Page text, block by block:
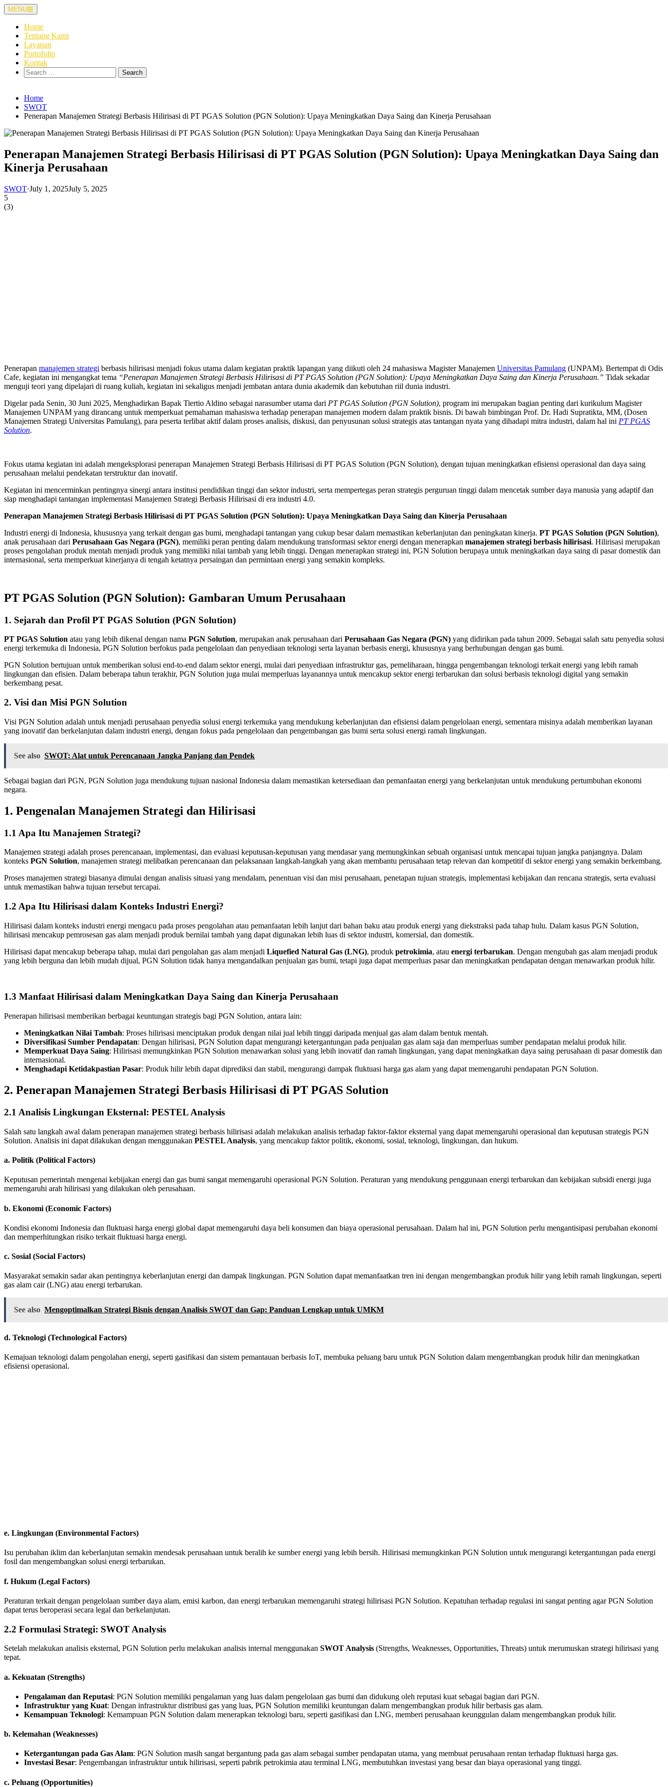
Skip
to
content
MENU
Home
Tentang Kami
Layanan
Portofolio
Kontak
Search
for:
Home
SWOT
Penerapan Manajemen Strategi Berbasis Hilirisasi di PT PGAS Solution (PGN Solution): Upaya Meningkatkan Daya Saing dan Kinerja Perusahaan
Penerapan Manajemen Strategi Berbasis Hilirisasi di PT PGAS Solution (PGN Solution): Upaya Meningkatkan Daya Saing dan
Kinerja Perusahaan
SWOT·July 1, 2025July 5, 2025
5
(3)
Penerapan manajemen strategi berbasis hilirisasi menjadi fokus utama dalam kegiatan praktik lapangan yang diikuti oleh 24 mahasiswa Magister Manajemen Universitas Pamulang (UNPAM). Bertempat di Odis
Cafe, kegiatan ini mengangkat tema “Penerapan Manajemen Strategi Berbasis Hilirisasi di PT PGAS Solution (PGN Solution): Upaya Meningkatkan Daya Saing dan Kinerja Perusahaan.” Tidak sekadar
menguji teori yang dipelajari di ruang kuliah, kegiatan ini sekaligus menjadi jembatan antara dunia akademik dan kebutuhan riil dunia industri.
Digelar pada Senin, 30 Juni 2025, Menghadirkan Bapak Tiertio Aldino sebagai narasumber utama dari PT PGAS Solution (PGN Solution), program ini merupakan bagian penting dari kurikulum Magister
Manajemen UNPAM yang dirancang untuk memperkuat pemahaman mahasiswa terhadap penerapan manajemen modern dalam praktik bisnis. Di bawah bimbingan Prof. Dr. Hadi Supratikta, MM, (Dosen
Manajemen Strategi Universitas Pamulang), para peserta terlibat aktif dalam proses analisis, diskusi, dan penyusunan solusi strategis atas tantangan nyata yang dihadapi mitra industri, dalam hal ini PT PGAS
Solution.
Fokus utama kegiatan ini adalah mengeksplorasi penerapan Manajemen Strategi Berbasis Hilirisasi di PT PGAS Solution (PGN Solution), dengan tujuan meningkatkan efisiensi operasional dan daya saing
perusahaan melalui pendekatan terstruktur dan inovatif.
Kegiatan ini mencerminkan pentingnya sinergi antara institusi pendidikan tinggi dan sektor industri, serta mempertegas peran strategis perguruan tinggi dalam mencetak sumber daya manusia yang adaptif dan
siap menghadapi tantangan implementasi Manajemen Strategi Berbasis Hilirisasi di era industri 4.0.
Penerapan Manajemen Strategi Berbasis Hilirisasi di PT PGAS Solution (PGN Solution): Upaya Meningkatkan Daya Saing dan Kinerja Perusahaan
Industri energi di Indonesia, khususnya yang terkait dengan gas bumi, menghadapi tantangan yang cukup besar dalam memastikan keberlanjutan dan peningkatan kinerja. PT PGAS Solution (PGN Solution),
anak perusahaan dari Perusahaan Gas Negara (PGN), memiliki peran penting dalam mendukung transformasi sektor energi dengan menerapkan manajemen strategi berbasis hilirisasi. Hilirisasi merupakan
proses pengolahan produk mentah menjadi produk yang memiliki nilai tambah yang lebih tinggi. Dengan menerapkan strategi ini, PGN Solution berupaya untuk meningkatkan daya saing di pasar domestik dan
internasional, serta memperkuat kinerjanya di tengah ketatnya persaingan dan permintaan energi yang semakin kompleks.
PT PGAS Solution (PGN Solution): Gambaran Umum Perusahaan
1. Sejarah dan Profil PT PGAS Solution (PGN Solution)
PT PGAS Solution atau yang lebih dikenal dengan nama PGN Solution, merupakan anak perusahaan dari Perusahaan Gas Negara (PGN) yang didirikan pada tahun 2009. Sebagai salah satu penyedia solusi
energi terkemuka di Indonesia, PGN Solution berfokus pada pengelolaan dan penyediaan teknologi serta layanan berbasis energi, khususnya yang berhubungan dengan gas bumi.
PGN Solution bertujuan untuk memberikan solusi end-to-end dalam sektor energi, mulai dari penyediaan infrastruktur gas, pemeliharaan, hingga pengembangan teknologi terkait energi yang lebih ramah
lingkungan dan efisien. Dalam beberapa tahun terakhir, PGN Solution juga mulai memperluas layanannya untuk mencakup sektor energi terbarukan dan solusi berbasis teknologi digital yang semakin
berkembang pesat.
2. Visi dan Misi PGN Solution
Visi PGN Solution adalah untuk menjadi perusahaan penyedia solusi energi terkemuka yang mendukung keberlanjutan dan efisiensi dalam pengelolaan energi, sementara misinya adalah memberikan layanan
yang inovatif dan berkelanjutan dalam industri energi, dengan fokus pada pengelolaan dan pengembangan gas bumi serta solusi energi ramah lingkungan.
See also SWOT: Alat untuk Perencanaan Jangka Panjang dan Pendek
Sebagai bagian dari PGN, PGN Solution juga mendukung tujuan nasional Indonesia dalam memastikan ketersediaan dan pemanfaatan energi yang berkelanjutan untuk mendukung pertumbuhan ekonomi
negara.
1. Pengenalan Manajemen Strategi dan Hilirisasi
1.1 Apa Itu Manajemen Strategi?
Manajemen strategi adalah proses perencanaan, implementasi, dan evaluasi keputusan-keputusan yang mendasar yang memungkinkan sebuah organisasi untuk mencapai tujuan jangka panjangnya. Dalam
konteks PGN Solution, manajemen strategi melibatkan perencanaan dan pelaksanaan langkah-langkah yang akan membantu perusahaan tetap relevan dan kompetitif di sektor energi yang semakin berkembang.
Proses manajemen strategi biasanya dimulai dengan analisis situasi yang mendalam, penentuan visi dan misi perusahaan, penetapan tujuan strategis, implementasi kebijakan dan rencana strategis, serta evaluasi
untuk memastikan bahwa tujuan tersebut tercapai.
1.2 Apa Itu Hilirisasi dalam Konteks Industri Energi?
Hilirisasi dalam konteks industri energi mengacu pada proses pengolahan atau pemanfaatan lebih lanjut dari bahan baku atau produk energi yang diekstraksi pada tahap hulu. Dalam kasus PGN Solution,
hilirisasi mencakup pemrosesan gas alam menjadi produk bernilai tambah yang dapat digunakan lebih luas di sektor industri, komersial, dan domestik.
Hilirisasi dapat mencakup beberapa tahap, mulai dari pengolahan gas alam menjadi Liquefied Natural Gas (LNG), produk petrokimia, atau energi terbarukan. Dengan mengubah gas alam menjadi produk
yang lebih berguna dan lebih mudah dijual, PGN Solution tidak hanya mengandalkan penjualan gas bumi, tetapi juga dapat memperluas pasar dan meningkatkan pendapatan dengan menawarkan produk hilir.
1.3 Manfaat Hilirisasi dalam Meningkatkan Daya Saing dan Kinerja Perusahaan
Penerapan hilirisasi memberikan berbagai keuntungan strategis bagi PGN Solution, antara lain:
Meningkatkan Nilai Tambah: Proses hilirisasi menciptakan produk dengan nilai jual lebih tinggi daripada menjual gas alam dalam bentuk mentah.
Diversifikasi Sumber Pendapatan: Dengan hilirisasi, PGN Solution dapat mengurangi ketergantungan pada penjualan gas alam saja dan memperluas sumber pendapatan melalui produk hilir.
Memperkuat Daya Saing: Hilirisasi memungkinkan PGN Solution menawarkan solusi yang lebih inovatif dan ramah lingkungan, yang dapat meningkatkan daya saing perusahaan di pasar domestik dan
internasional.
Menghadapi Ketidakpastian Pasar: Produk hilir lebih dapat diprediksi dan stabil, mengurangi dampak fluktuasi harga gas alam yang dapat memengaruhi pendapatan PGN Solution.
2. Penerapan Manajemen Strategi Berbasis Hilirisasi di PT PGAS Solution
2.1 Analisis Lingkungan Eksternal: PESTEL Analysis
Salah satu langkah awal dalam penerapan manajemen strategi berbasis hilirisasi adalah melakukan analisis terhadap faktor-faktor eksternal yang dapat memengaruhi operasional dan keputusan strategis PGN
Solution. Analisis ini dapat dilakukan dengan menggunakan PESTEL Analysis, yang mencakup faktor politik, ekonomi, sosial, teknologi, lingkungan, dan hukum.
a. Politik (Political Factors)
Keputusan pemerintah mengenai kebijakan energi dan gas bumi sangat memengaruhi operasional PGN Solution. Peraturan yang mendukung penggunaan energi terbarukan dan kebijakan subsidi energi juga
memengaruhi arah hilirisasi yang dilakukan oleh perusahaan.
b. Ekonomi (Economic Factors)
Kondisi ekonomi Indonesia dan fluktuasi harga energi global dapat memengaruhi daya beli konsumen dan biaya operasional perusahaan. Dalam hal ini, PGN Solution perlu mengantisipasi perubahan ekonomi
dan memperhitungkan risiko terkait fluktuasi harga energi.
c. Sosial (Social Factors)
Masyarakat semakin sadar akan pentingnya keberlanjutan energi dan dampak lingkungan. PGN Solution dapat memanfaatkan tren ini dengan mengembangkan produk hilir yang lebih ramah lingkungan, seperti
gas alam cair (LNG) atau energi terbarukan.
See also Mengoptimalkan Strategi Bisnis dengan Analisis SWOT dan Gap: Panduan Lengkap untuk UMKM
d. Teknologi (Technological Factors)
Kemajuan teknologi dalam pengolahan energi, seperti gasifikasi dan sistem pemantauan berbasis IoT, membuka peluang baru untuk PGN Solution dalam mengembangkan produk hilir dan meningkatkan
efisiensi operasional.
e. Lingkungan (Environmental Factors)
Isu perubahan iklim dan keberlanjutan semakin mendesak perusahaan untuk beralih ke sumber energi yang lebih bersih. Hilirisasi memungkinkan PGN Solution untuk mengurangi ketergantungan pada energi
fosil dan mengembangkan solusi energi terbarukan.
f. Hukum (Legal Factors)
Peraturan terkait dengan pengelolaan sumber daya alam, emisi karbon, dan energi terbarukan memengaruhi strategi hilirisasi PGN Solution. Kepatuhan terhadap regulasi ini sangat penting agar PGN Solution
dapat terus beroperasi secara legal dan berkelanjutan.
2.2 Formulasi Strategi: SWOT Analysis
Setelah melakukan analisis eksternal, PGN Solution perlu melakukan analisis internal menggunakan SWOT Analysis (Strengths, Weaknesses, Opportunities, Threats) untuk merumuskan strategi hilirisasi yang
tepat.
a. Kekuatan (Strengths)
Pengalaman dan Reputasi: PGN Solution memiliki pengalaman yang luas dalam pengelolaan gas bumi dan didukung oleh reputasi kuat sebagai bagian dari PGN.
Infrastruktur yang Kuat: Dengan infrastruktur distribusi gas yang luas, PGN Solution memiliki keuntungan dalam mengembangkan produk hilir berbasis gas alam.
Kemampuan Teknologi: Kemampuan PGN Solution dalam menerapkan teknologi baru, seperti gasifikasi dan LNG, memberi perusahaan keunggulan dalam mengembangkan produk hilir.
b. Kelemahan (Weaknesses)
Ketergantungan pada Gas Alam: PGN Solution masih sangat bergantung pada gas alam sebagai sumber pendapatan utama, yang membuat perusahaan rentan terhadap fluktuasi harga gas.
Investasi Besar: Pengembangan infrastruktur untuk hilirisasi, seperti pabrik petrokimia atau terminal LNG, membutuhkan investasi yang besar dan biaya operasional yang tinggi.
c. Peluang (Opportunities)